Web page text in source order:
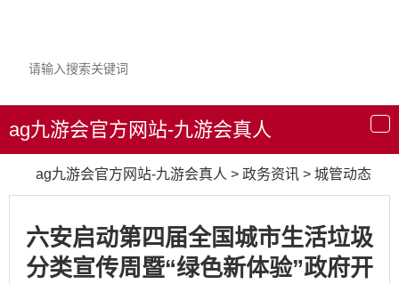
导
航
ag九游会官方网站-九游会真人
ag九游会官方网站-九游会真人 > 政务资讯 > 城管动态
六安启动第四届全国城市生活垃圾
分类宣传周暨“绿色新体验”政府开